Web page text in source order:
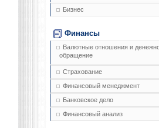
Бизнес
Финансы
Валютные отношения и
обращение
Страхование
Финансовый менеджмент
Банковское дело
Финансовый анализ